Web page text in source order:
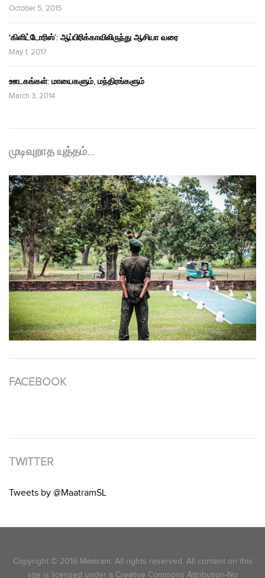
October 5, 2015
‘கிளிட்டோரிஸ்’: ஆப்பிரிக்காவிலிருந்து ஆசியா வரை
May 1, 2017
ஊடகங்கள்: மாயைகளும், மந்திரங்களும்
March 3, 2014
முடிவுறாத யுத்தம்…
FACEBOOK
TWITTER
Tweets by @MaatramSL
Copyright © 2016 Maatram. All rights reserved. All content on this
site is licensed under a Creative Commons Attribution-No